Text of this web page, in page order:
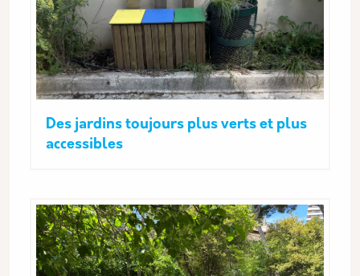
Des jardins toujours plus verts et plus
accessibles